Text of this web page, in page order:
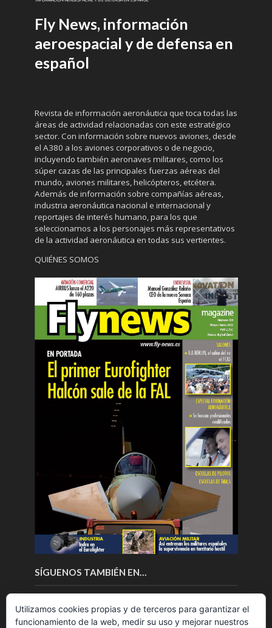
Fly News, información
aeroespacial y de defensa en
español
Revista de información aeronáutica que toca todas las
áreas de actividad relacionadas con este estratégico
sector. Con información sobre nuevos aviones, desde
el A380 a los aviones corporativos o de negocio,
incluyendo también aeronaves militares, como los
súper cazas de las principales fuerzas aéreas del
mundo, aviones militares, helicópteros, etcétera.
Además de información sobre compañías aéreas,
industria aeronáutica nacional e internacional y
reportajes de interés humano, para los que
seleccionamos a los personajes más representativos
de la actividad aeronáutica en todas sus vertientes.
QUIÉNES SOMOS
SÍGUENOS TAMBIÉN EN…
Utilizamos cookies propias y de terceros para garantizar el
funcionamiento de la web, medir su uso y mejorar nuestros